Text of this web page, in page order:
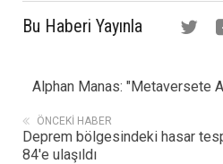
Bu Haberi Yayınla
Alphan Manas: "Metaversete
ÖNCEKI HABER
Deprem bölgesindeki hasar
84'e ulaşıldı